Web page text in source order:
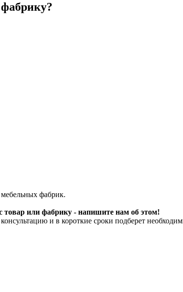
фабрик.
или фабрику - напишите нам об этом!
и в короткие сроки подберет